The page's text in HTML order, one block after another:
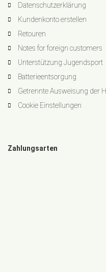
Datenschutzerklärung
Kundenkonto erstellen
Retouren
Notes for foreign customers
Unterstützung Jugendsport
Batterieentsorgung
Getrennte Ausweisung der
Cookie Einstellungen
Zahlungsarten